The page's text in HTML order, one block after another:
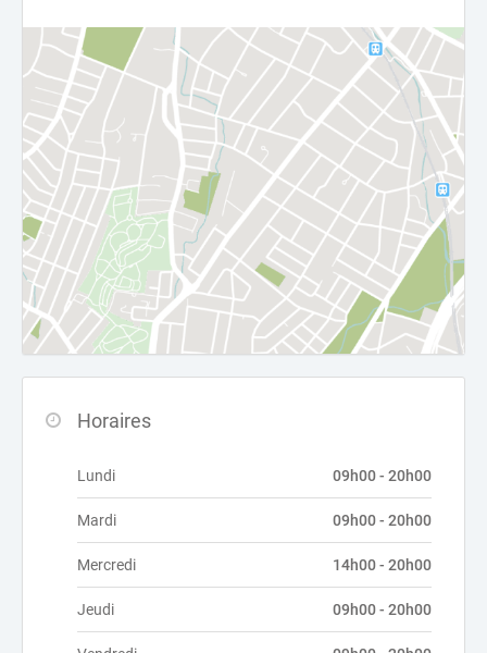
Horaires
Lundi 09h00 - 20h00
Mardi 09h00 - 20h00
Mercredi 14h00 - 20h00
Jeudi 09h00 - 20h00